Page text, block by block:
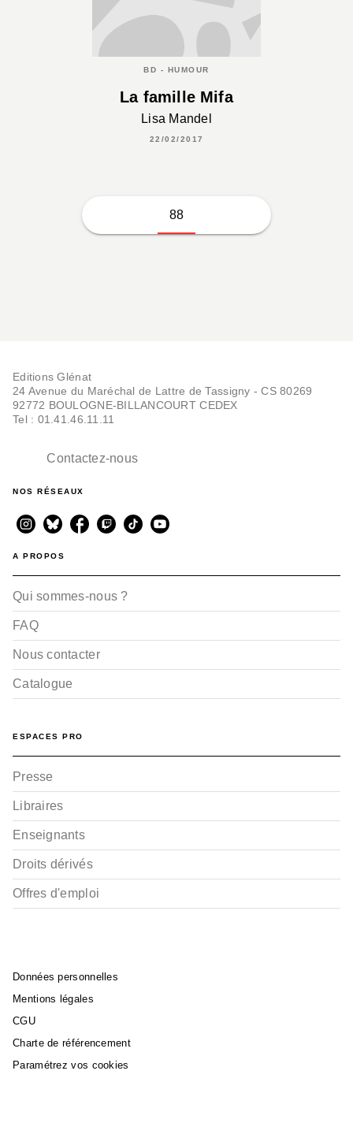
BD - HUMOUR
La famille Mifa
Lisa Mandel
22/02/2017
88
Editions Glénat
24 Avenue du Maréchal de Lattre de Tassigny - CS 80269
92772 BOULOGNE-BILLANCOURT CEDEX
Tel : 01.41.46.11.11
Contactez-nous
NOS RÉSEAUX
A PROPOS
Qui sommes-nous ?
FAQ
Nous contacter
Catalogue
ESPACES PRO
Presse
Libraires
Enseignants
Droits dérivés
Offres d'emploi
Données personnelles
Mentions légales
CGU
Charte de référencement
Paramétrez vos cookies